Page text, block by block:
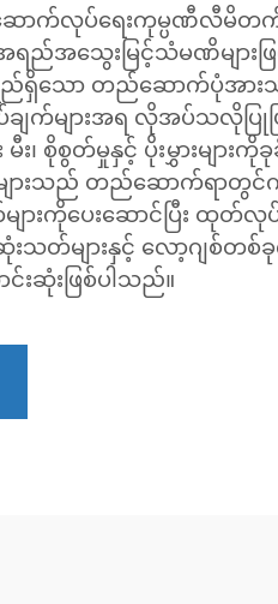
းဆောက်လုပ်ရေးကုမ္ပဏီလီမိ
ရည်အသွေးမြင့်သံမဏိများ
င်ရည်ရှိသော တည်ဆောက်ပုံအား
က်များအရ လိုအပ်သလိုပြုပ
း၊ စိုစွတ်မှုနှင့် ပိုးမွှားများကို
များသည် တည်ဆောက်ရာ
များကိုပေးဆောင်ပြီး ထုတ်
သတ်များနှင့် လော့ဂျစ်တစ်ခုကူ
ဆုံးဖြစ်ပါသည်။